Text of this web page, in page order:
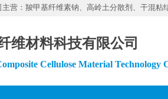
营：羧甲基纤维素钠、高岭土分散剂、干混粘
维材料科技有限公司
Cellulose Material Technology